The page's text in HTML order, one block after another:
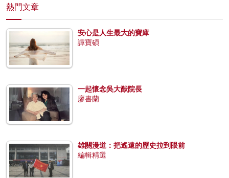
熱門文章
安心是人生最大的寶庫
譚寶碩
一起懷念吳大猷院長
廖書蘭
雄關漫道：把遙遠的歷史拉到眼前
編輯精選